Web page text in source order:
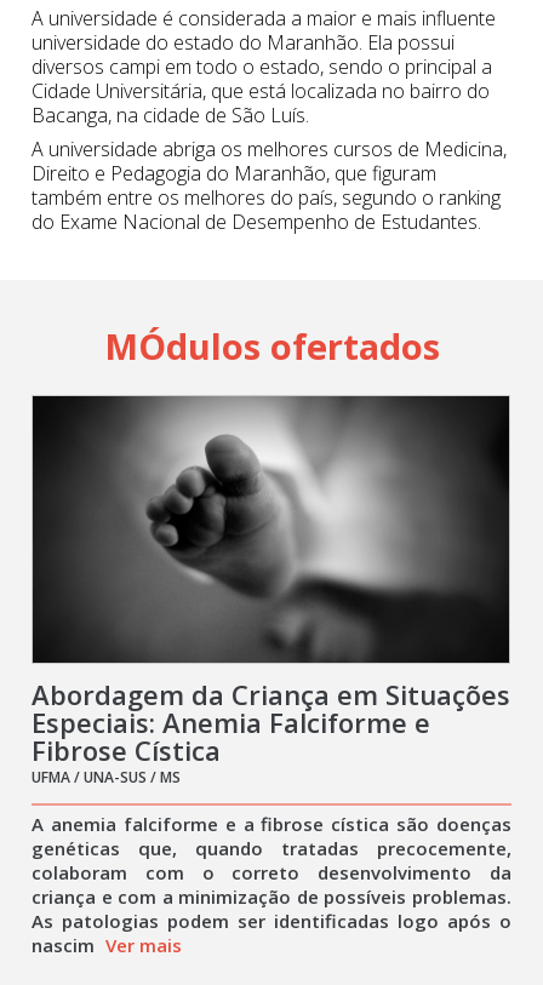
A universidade é considerada a maior e mais influente
universidade do estado do Maranhão. Ela possui
diversos campi em todo o estado, sendo o principal a
Cidade Universitária, que está localizada no bairro do
Bacanga, na cidade de São Luís.
A universidade abriga os melhores cursos de Medicina,
Direito e Pedagogia do Maranhão, que figuram
também entre os melhores do país, segundo o ranking
do Exame Nacional de Desempenho de Estudantes.
MÓdulos ofertados
Abordagem da Criança em Situações
Especiais: Anemia Falciforme e
Fibrose Cística
UFMA / UNA-SUS / MS
A anemia falciforme e a fibrose cística são doenças
genéticas que, quando tratadas precocemente,
colaboram com o correto desenvolvimento da
criança e com a minimização de possíveis problemas.
As patologias podem ser identificadas logo após o
nascim Ver mais